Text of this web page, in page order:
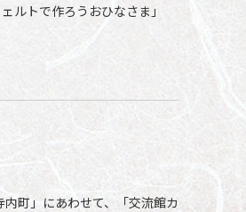
ルトで作ろうおひなさま」
町」にあわせて、「交流館カ